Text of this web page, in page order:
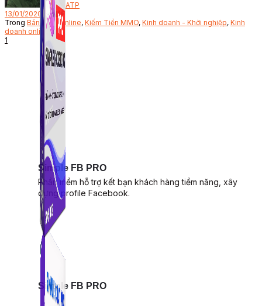
Simple FB PRO
Phần mềm hỗ trợ kết bạn khách hàng tiềm năng, xây
dựng profile Facebook.
Simple FB PRO
Bởi ATP
13/01/2020
Trong Bán hàng online, Kiếm Tiền MMO, Kinh doanh - Khởi nghiệp, Kinh
doanh online
1